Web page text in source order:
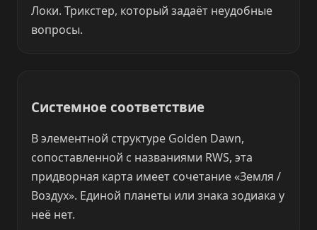
Локи. Трикстер, который задаёт неудобные
вопросы.
Системное соответствие
В элементной структуре Golden Dawn,
сопоставленной с названиями RWS, эта
придворная карта имеет сочетание «Земля /
Воздух». Единой планеты или знака зодиака у
неё нет.